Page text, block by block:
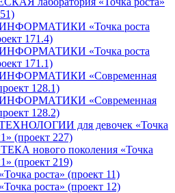
ИНФОРМАТИКИ «Точка роста
171.4)
ИНФОРМАТИКИ «Точка роста
171.1)
ИНФОРМАТИКИ «Современная
128.1)
ИНФОРМАТИКИ «Современная
128.2)
для девочек «Точка
(проект 227)
нового поколения «Точка
(проект 219)
роста» (проект 11)
роста» (проект 12)